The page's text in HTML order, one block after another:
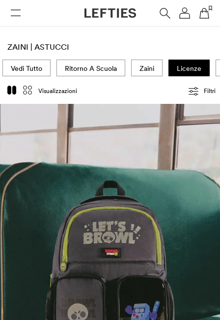
ZAINI | ASTUCCI
Visualizzazioni Filtri
Vedi Tutto Ritorno A Scuola Zaini Licenze